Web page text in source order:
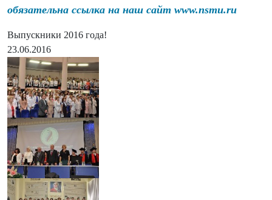
обязательна ссылка на наш сайт www.nsmu.ru
Выпускники 2016 года!
23.06.2016